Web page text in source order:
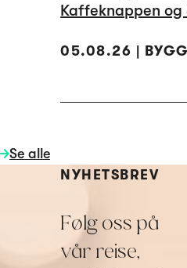
Kaffeknappen og
05.08.26 |
Se alle
NYHETSBREV
Følg oss på
vår reise,